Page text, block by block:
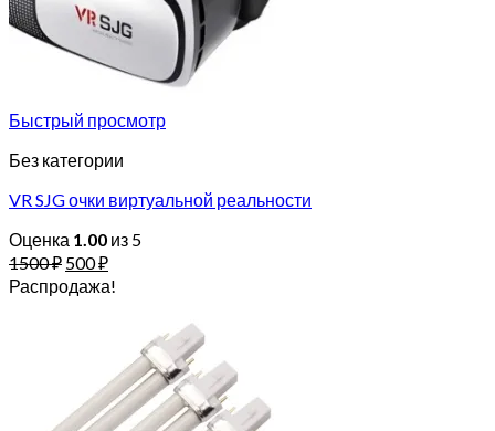
Быстрый просмотр
Без категории
VR SJG очки виртуальной реальности
Оценка 1.00 из 5
1500₽ 500₽
Распродажа!